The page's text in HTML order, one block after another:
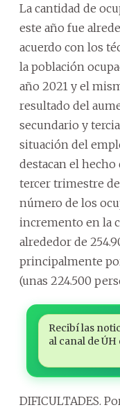
La cantidad de
este año fue
acuerdo con los
la población
año 2021 y el
resultado del
secundario y
situación del
destacan el
tercer trimestre
número de los
incremento en la
alrededor de
principalmente
(unas 224.500
Recibí las
al canal de
DIFICULTADES.